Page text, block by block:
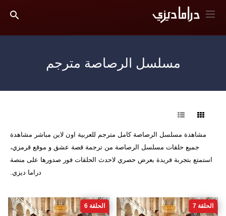
مسلسل الرصاصة مترجم
مشاهدة مسلسل الرصاصة كامل مترجم للعربية اون لاين مباشر مشاهدة
جميع حلقات مسلسل الرصاصة من ترجمة قصة عشق و موقع قرمزي،
استمتع بتجربة فريدة بعرض حصري لاحدث الحلقات فور صدورها على منصة
دراما ديزي.
الحلقة 7 الحلقة 6